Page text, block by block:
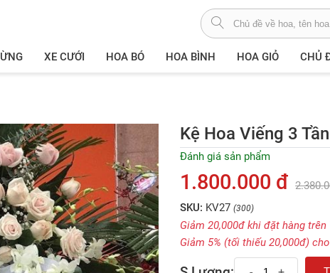
XE CƯỚI HOA BÓ HOA BÌNH HOA GIỎ CHỦ
Kệ Hoa Viếng 3
Đánh giá sản phẩm
1.800.000 đ
SKU: KV27 (300)
Giảm 20,000đ khi đặt hàng trên
Giảm 5% (tối thiếu 20,000đ)